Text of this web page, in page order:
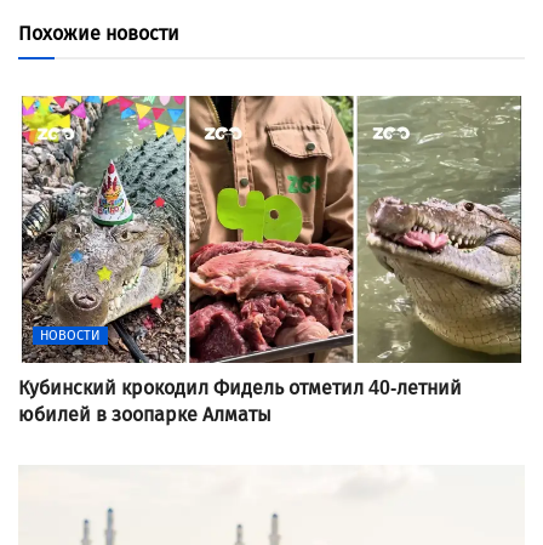
Похожие новости
НОВОСТИ
Кубинский крокодил Фидель отметил 40-летний
юбилей в зоопарке Алматы